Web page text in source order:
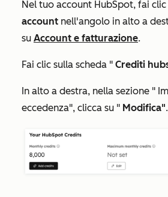
Nel tuo account HubSpot, fai clic
account nell'angolo in alto a
su Account e fatturazione.
Fai clic sulla scheda " Crediti
In alto a destra, nella sezione "
eccedenza", clicca su " Modifica".